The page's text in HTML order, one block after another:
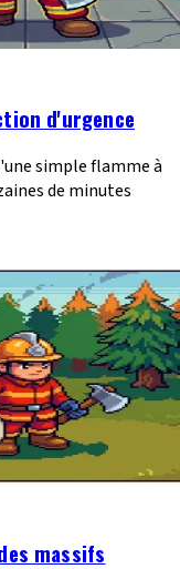
d'urgence
simple flamme à
de minutes
massifs